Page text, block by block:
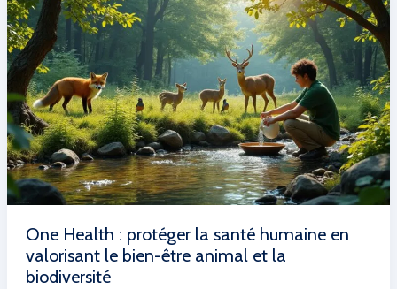
les
microplastiques
:
une
perspective
parfois
éloignée
de
l’exposition
réelle
One Health : protéger la santé humaine en
valorisant le bien-être animal et la
biodiversité